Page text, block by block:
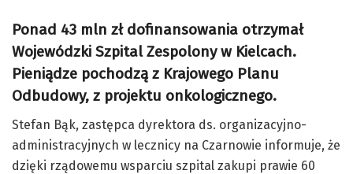
Ponad 43 mln zł dofinansowania otrzymał
Wojewódzki Szpital Zespolony w Kielcach.
Pieniądze pochodzą z Krajowego Planu
Odbudowy, z projektu onkologicznego.
Stefan Bąk, zastępca dyrektora ds. organizacyjno-
administracyjnych w lecznicy na Czarnowie informuje, że
dzięki rządowemu wsparciu szpital zakupi prawie 60